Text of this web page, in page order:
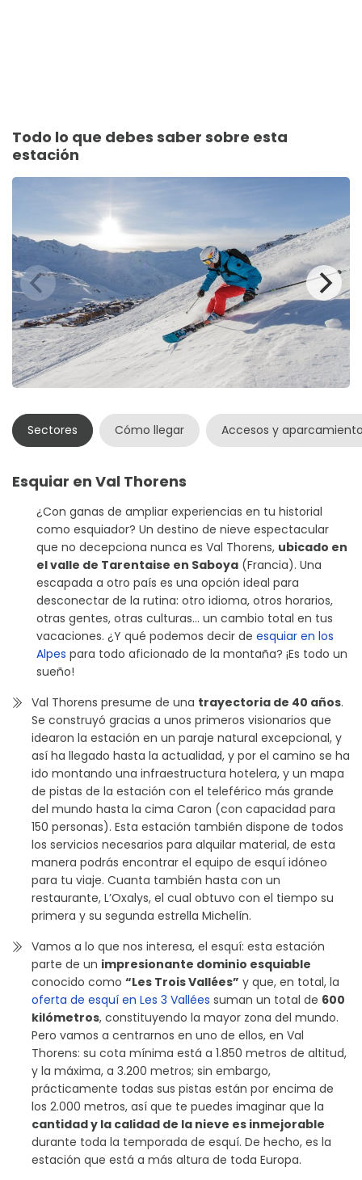
Todo lo que debes saber sobre esta
estación
Sectores Cómo llegar Accesos y
Esquiar en Val Thorens
¿Con ganas de ampliar experiencias en tu historial
como esquiador? Un destino de nieve espectacular
que no decepciona nunca es Val Thorens, ubicado en
el valle de Tarentaise en Saboya (Francia). Una
escapada a otro país es una opción ideal para
desconectar de la rutina: otro idioma, otros horarios,
otras gentes, otras culturas… un cambio total en tus
vacaciones. ¿Y qué podemos decir de esquiar en los
Alpes para todo aficionado de la montaña? ¡Es todo un
sueño!
Val Thorens presume de una trayectoria de 40 años.
Se construyó gracias a unos primeros visionarios que
idearon la estación en un paraje natural excepcional, y
así ha llegado hasta la actualidad, y por el camino se ha
ido montando una infraestructura hotelera, y un mapa
de pistas de la estación con el teleférico más grande
del mundo hasta la cima Caron (con capacidad para
150 personas). Esta estación también dispone de todos
los servicios necesarios para alquilar material, de esta
manera podrás encontrar el equipo de esquí idóneo
para tu viaje. Cuanta también hasta con un
restaurante, L’Oxalys, el cual obtuvo con el tiempo su
primera y su segunda estrella Michelín.
Vamos a lo que nos interesa, el esquí: esta estación
parte de un impresionante dominio esquiable
conocido como “Les Trois Vallées” y que, en total, la
oferta de esquí en Les 3 Vallées suman un total de 600
kilómetros, constituyendo la mayor zona del mundo.
Pero vamos a centrarnos en uno de ellos, en Val
Thorens: su cota mínima está a 1.850 metros de altitud,
y la máxima, a 3.200 metros; sin embargo,
prácticamente todas sus pistas están por encima de
los 2.000 metros, así que te puedes imaginar que la
cantidad y la calidad de la nieve es inmejorable
durante toda la temporada de esquí. De hecho, es la
estación que está a más altura de toda Europa.